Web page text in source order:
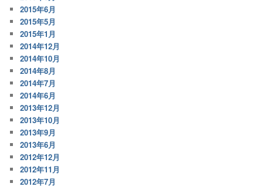
2015年6月
2015年5月
2015年1月
2014年12月
2014年10月
2014年8月
2014年7月
2014年6月
2013年12月
2013年10月
2013年9月
2013年6月
2012年12月
2012年11月
2012年7月